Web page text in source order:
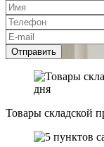
Отправить
Товары складской